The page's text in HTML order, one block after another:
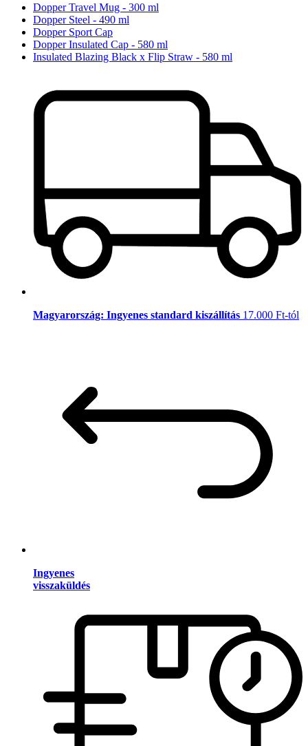
Dopper Travel Mug - 300 ml
Dopper Steel - 490 ml
Dopper Sport Cap
Dopper Insulated Cap - 580 ml
Insulated Blazing Black x Flip Straw - 580 ml
Magyarország: Ingyenes standard kiszállítás 17.000 Ft-tól
Ingyenes
visszaküldés